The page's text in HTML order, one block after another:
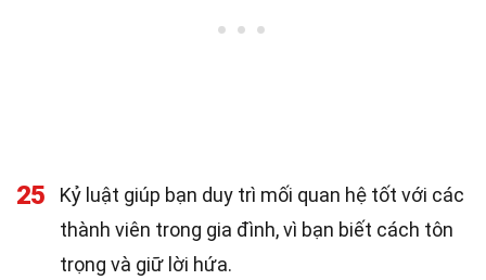
25
Kỷ luật giúp bạn duy trì mối quan hệ tốt với các
thành viên trong gia đình, vì bạn biết cách tôn
trọng và giữ lời hứa.